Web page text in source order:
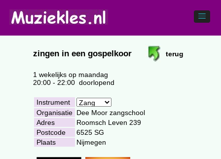
zingen in een gospelkoor terug
1 wekelijks op maandag
20:00 - 22:00 doorlopend
Instrument
Organisatie Dee Moor zangschool
Adres
Roomsch Leven 239
Postcode
6525 SG
Plaats
Nijmegen